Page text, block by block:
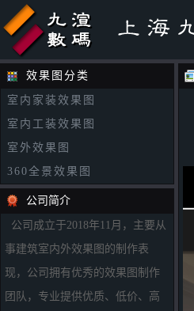
效果图分类
室内家装效果图
室内工装效果图
室外效果图
360全景效果图
公司简介
公司成立于2018年11月，主要从
事建筑室内外效果图的制作表
现，公司拥有优秀的效果图制作
团队，专业提供优质、低价、高